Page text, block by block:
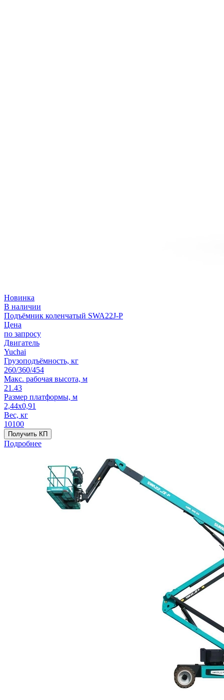
Новинка
В наличии
Подъёмник коленчатый SWA22J-P
Цена
по запросу
Двигатель
Yuchai
Грузоподъёмность, кг
260/360/454
Макс. рабочая высота, м
21.43
Размер платформы, м
2,44x0,91
Вес, кг
10100
Получить КП
Подробнее